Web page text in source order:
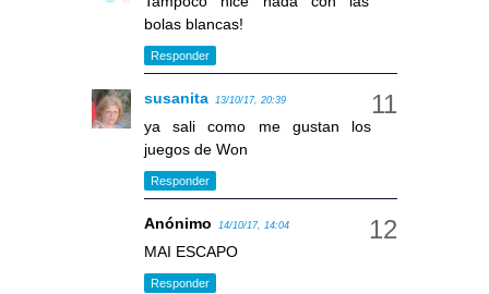
bolas blancas!
Responder
susanita 13/10/17, 20:39
ya sali como me gustan los
juegos de Won
Responder
Anónimo 14/10/17, 14:04
MAI ESCAPO
Responder